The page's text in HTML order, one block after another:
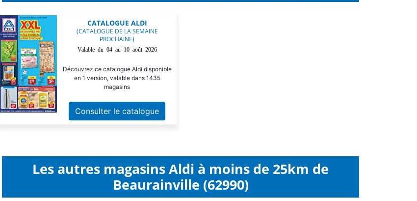
CATALOGUE ALDI
(CATALOGUE DE LA SEMAINE
PROCHAINE)
Valable du 04 au 10 août 2026
Découvrez ce catalogue Aldi disponible
en 1 version, valable dans 1435
magasins
Consulter le catalogue
Les autres magasins Aldi à moins de 25km de
Beaurainville (62990)